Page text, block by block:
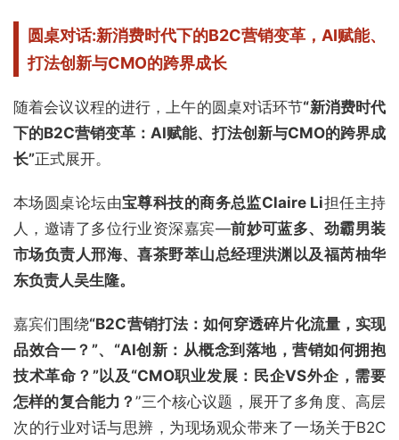
圆桌对话:新消费时代下的B2C营销变革， AI赋能、
打法创新与CMO的跨界成长
随着会议议程的进行，上午的圆桌对话环节“新消费时代
下的B2C营销变革：AI赋能、打法创新与CMO的跨界成
长”正式展开。
本场圆桌论坛由宝尊科技的商务总监Claire Li担任主持
人，邀请了多位行业资深嘉宾—前妙可蓝多、劲霸男装
市场负责人邢海、喜茶野萃山总经理洪渊以及福芮柚华
东负责人吴生隆。
嘉宾们围绕“B2C营销打法：如何穿透碎片化流量，实现
品效合一？”、“AI创新：从概念到落地，营销如何拥抱
技术革命？”以及“CMO职业发展：民企VS外企，需要
怎样的复合能力？”三个核心议题，展开了多角度、高层
次的行业对话与思辨，为现场观众带来了一场关于B2C